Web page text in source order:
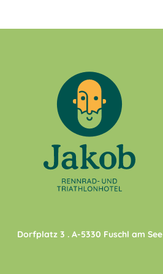
Dorfplatz 3 . A-5330 Fuschl am See